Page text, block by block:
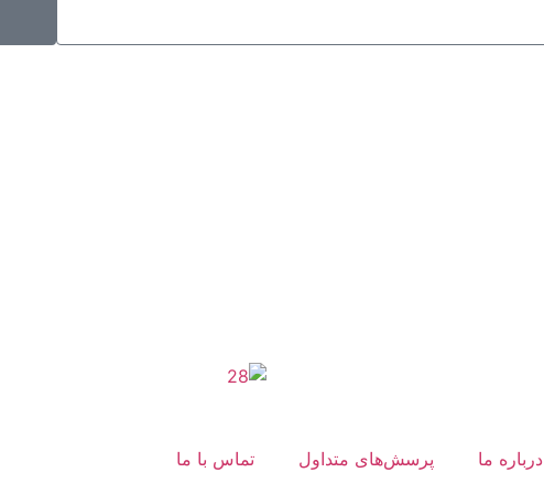
درباره ما پرسش‌های متداول تماس با ما